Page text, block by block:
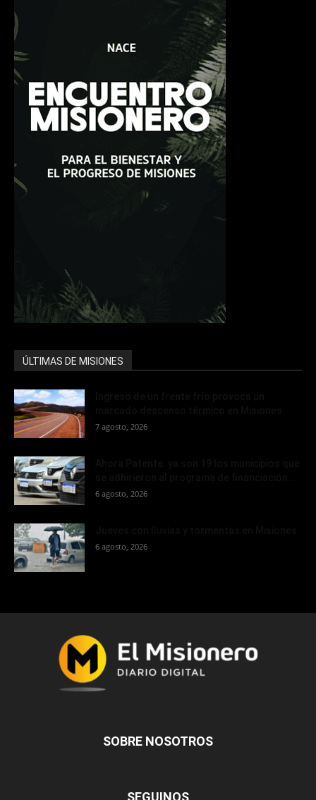
ÚLTIMAS DE MISIONES
7 agosto, 2026
6 agosto, 2026
6 agosto, 2026
SOBRE NOSOTROS
SEGUINOS